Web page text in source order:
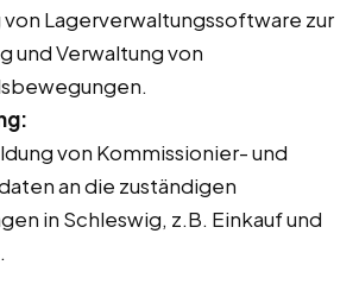
von Lagerverwaltungssoftware zur
und Verwaltung von
von Kommissionier- und
an die zuständigen
in Schleswig, z.B. Einkauf und